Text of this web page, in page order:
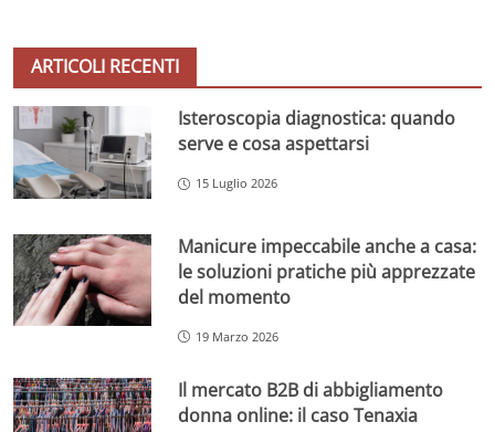
ARTICOLI RECENTI
Isteroscopia diagnostica: quando
serve e cosa aspettarsi
15 Luglio 2026
Manicure impeccabile anche a casa:
le soluzioni pratiche più apprezzate
del momento
19 Marzo 2026
Il mercato B2B di abbigliamento
donna online: il caso Tenaxia